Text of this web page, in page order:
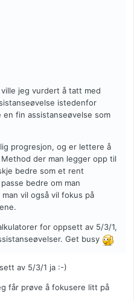
jeg vurdert å tatt med
istedenfor
fin assistanseøvelse som
progresjon, og er lettere å
der man legger opp til
bedre som et rent
bedre om man
vil også vil fokus på
for oppsett av 5/3/1,
Get busy
av 5/3/1 ja :-)
får prøve å fokusere litt på